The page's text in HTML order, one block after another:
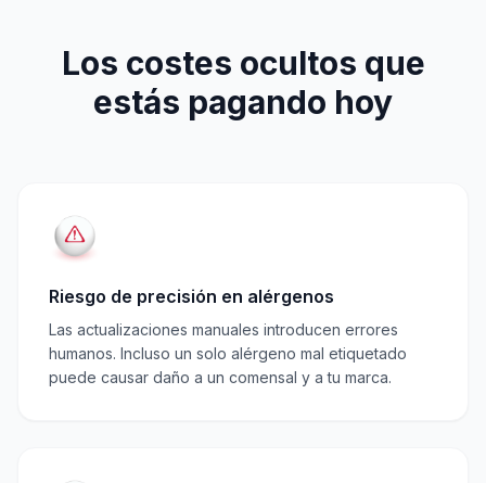
Los costes ocultos que
estás pagando hoy
Riesgo de precisión en alérgenos
Las actualizaciones manuales introducen errores
humanos. Incluso un solo alérgeno mal etiquetado
puede causar daño a un comensal y a tu marca.